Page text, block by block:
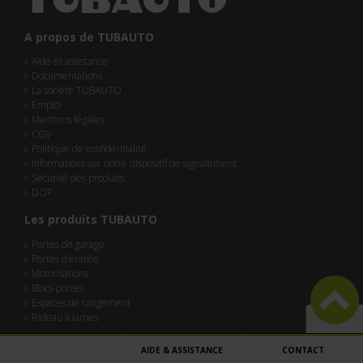
AIDE & ASSISTANCE CONTACT
A propos de TUBAUTO
Aide et assistance
Documentations
La société TUBAUTO
Emploi
Mentions légales
CGV
Politique de confidentialité
Informations sur notre dispositif de signalement
Sécurité des produits
DOP
Les produits TUBAUTO
Portes de garage
Portes d’entrée
Motorisations
Blocs-portes
Espaces de rangement
Rideau à lames